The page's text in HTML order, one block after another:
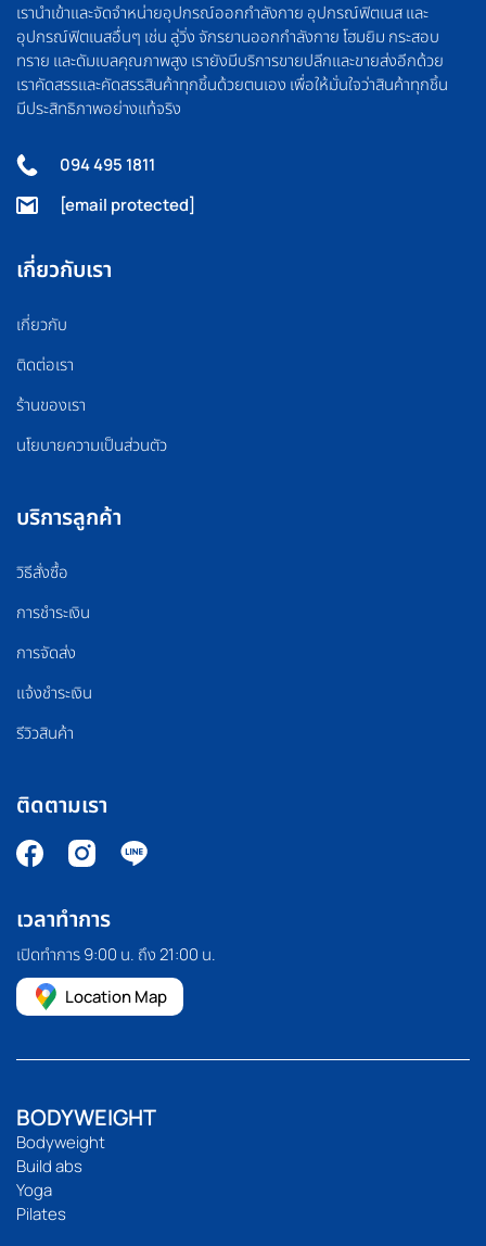
เรานำเข้าและจัดจำหน่ายอุปกรณ์ออกกำลังกาย อุปกรณ์ฟิตเนส และ
อุปกรณ์ฟิตเนสอื่นๆ เช่น ลู่วิ่ง จักรยานออกกำลังกาย โฮมยิม กระสอบ
ทราย และดัมเบลคุณภาพสูง เรายังมีบริการขายปลีกและขายส่งอีกด้วย
เราคัดสรรและคัดสรรสินค้าทุกชิ้นด้วยตนเอง เพื่อให้มั่นใจว่าสินค้าทุกชิ้น
มีประสิทธิภาพอย่างแท้จริง
094 495 1811
[email protected]
เกี่ยวกับเรา
เกี่ยวกับ
ติดต่อเรา
ร้านของเรา
นโยบายความเป็นส่วนตัว
บริการลูกค้า
วิธีสั่งซื้อ
การชำระเงิน
การจัดส่ง
แจ้งชำระเงิน
รีวิวสินค้า
ติดตามเรา
เวลาทำการ
เปิดทำการ 9:00 น. ถึง 21:00 น.
Location Map
BODYWEIGHT
Bodyweight
Build abs
Yoga
Pilates